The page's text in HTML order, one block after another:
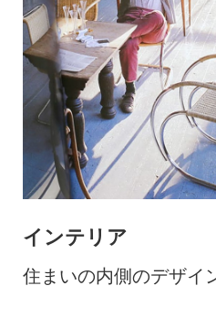
インテリア
住まいの内側のデザイ